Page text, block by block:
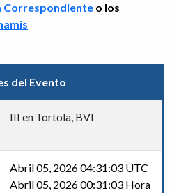
Correspondiente o los
del Evento
III en Tortola, BVI
Abril 05, 2026 04:31:03 UTC
Abril 05, 2026 00:31:03 Hora